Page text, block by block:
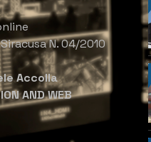
N. 04/2010
Accolla
AND WEB